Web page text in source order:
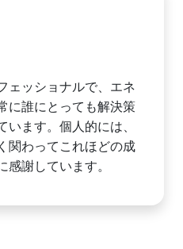
ェッショナルで、エネ
に誰にとっても解決策
ます。個人的には、
関わってこれほどの成
謝しています。